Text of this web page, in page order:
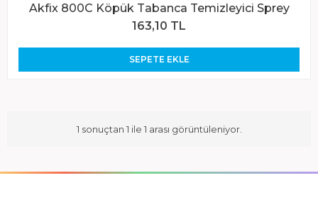
Akfix 800C Köpük Tabanca Temizleyici Sprey
163,10 TL
SEPETE EKLE
1 sonuçtan 1 ile 1 arası görüntüleniyor.